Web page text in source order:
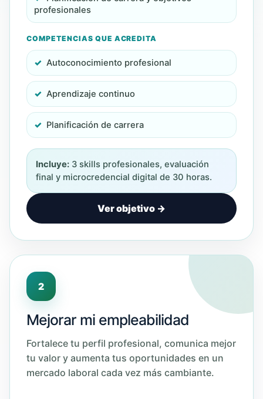
profesionales
COMPETENCIAS QUE ACREDITA
Autoconocimiento profesional
Aprendizaje continuo
Planificación de carrera
Incluye: 3 skills profesionales, evaluación
final y microcredencial digital de 30 horas.
Ver objetivo →
2
Mejorar mi empleabilidad
Fortalece tu perfil profesional, comunica mejor
tu valor y aumenta tus oportunidades en un
mercado laboral cada vez más cambiante.